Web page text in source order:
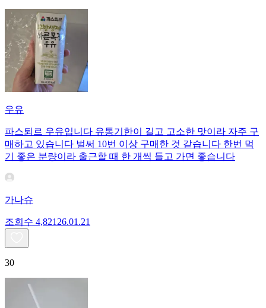
우유
파스퇴르 우유입니다 유통기한이 길고 고소한 맛이라 자주 구
매하고 있습니다 벌써 10번 이상 구매한 것 같습니다 한번 먹
기 좋은 분량이라 출근할 때 한 개씩 들고 가면 좋습니다
가나슈
조회수 4,821 26.01.21
30